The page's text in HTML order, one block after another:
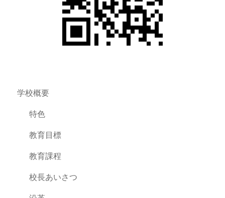
学校概要
特色
教育目標
教育課程
校長あいさつ